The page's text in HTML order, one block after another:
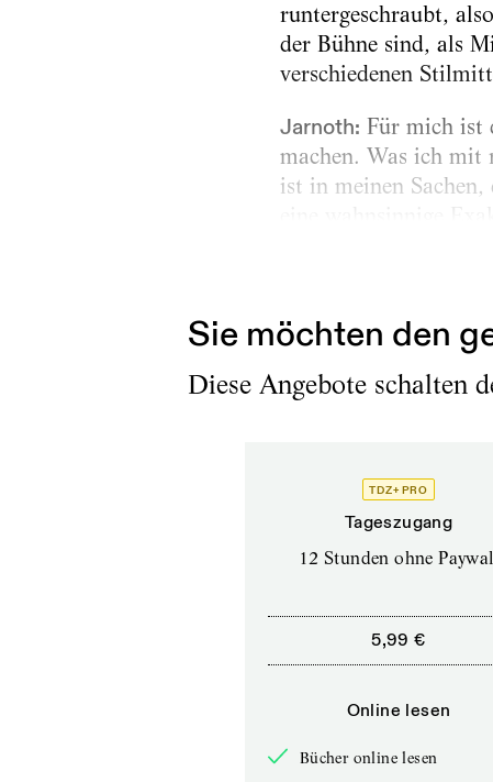
runtergeschraubt,
der Bühne sind, als
verschiedenen
Jarnoth: Für mich ist
machen. Was ich mit
ist in meinen
Sie möchten den
Diese Angebote schalten
TDZ+ PRO
Tageszugang
12 Stunden ohne
5,99 €
Online lesen
Bücher online lesen